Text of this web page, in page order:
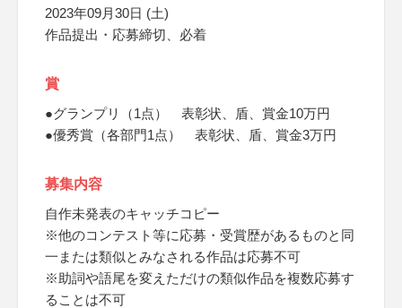
2023年09月30日 (土)
作品提出・応募締切、必着
賞
●グランプリ（1点） 表彰状、盾、賞金10万円
●優秀賞（各部門1点） 表彰状、盾、賞金3万円
募集内容
自作未発表のキャッチコピー
※他のコンテスト等に応募・受賞歴があるものと同
一または類似とみなされる作品は応募不可
※助詞や語尾を変えただけの類似作品を複数応募す
ることは不可